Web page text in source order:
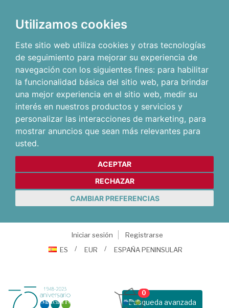
Utilizamos cookies
Este sitio web utiliza cookies y otras tecnologías
de seguimiento para mejorar su experiencia de
navegación con los siguientes fines: para habilitar
la funcionalidad básica del sitio web, para brindar
una mejor experiencia en el sitio web, medir su
interés en nuestros productos y servicios y
personalizar las interacciones de marketing, para
mostrar anuncios que sean más relevantes para
usted.
ACEPTAR
RECHAZAR
CAMBIAR PREFERENCIAS
Iniciar sesión
Registrarse
ES
EUR ESPAÑA PENINSULAR
Busqueda avanzada
0